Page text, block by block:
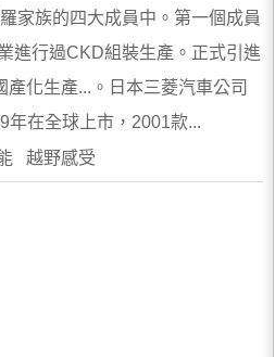
家族的四大成員中。第一個成員
進行過CKD組裝生產。正式引進
化生產...。日本三菱汽車公司
年在全球上市，2001款...
越野感受